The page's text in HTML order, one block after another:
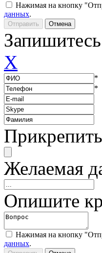
Нажимая на кнопку
данных.
X
*
*
Желаемая
Опишите
Нажимая на кнопку
данных.